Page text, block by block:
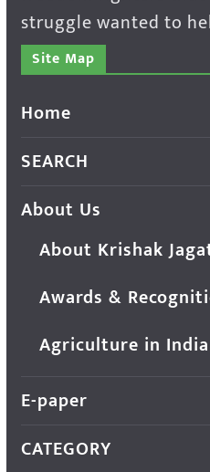
struggle wanted to
Site Map
Home
SEARCH
About Us
About Krishak
Awards &
Agriculture in India
E-paper
CATEGORY